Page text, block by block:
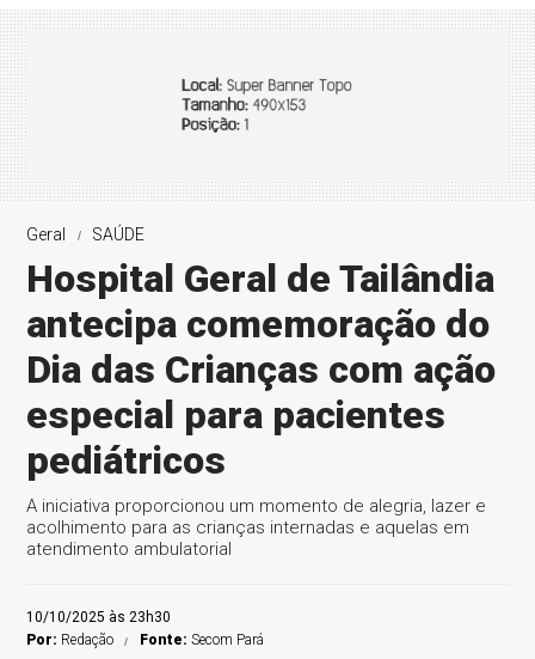
Geral SAÚDE
Hospital Geral de Tailândia
antecipa comemoração do
Dia das Crianças com ação
especial para pacientes
pediátricos
A iniciativa proporcionou um momento de alegria, lazer e
acolhimento para as crianças internadas e aquelas em
atendimento ambulatorial
10/10/2025 às 23h30
Por: Redação Fonte:Secom Pará